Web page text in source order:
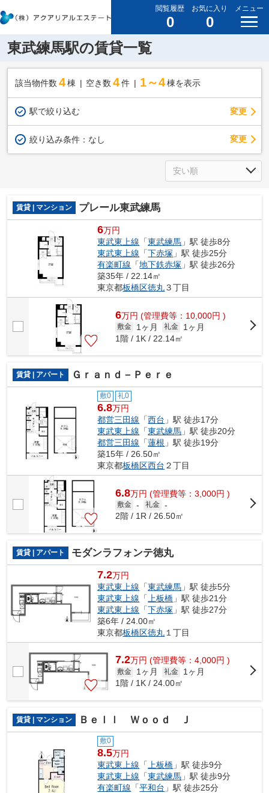
閲覧履歴
0
お気に入り
0
メニュー
東武練馬駅の賃貸一覧
該当物件数 4棟 空き数 4 件 1～4 棟を表示
駅で絞り込む 変更
絞り込み条件： なし 変更
賃貸 | マンション プレール東武練馬
6万円
東武東上線 「東武練馬 」駅 徒歩8分
東武東上線 「下赤塚 」駅 徒歩25分
有楽町線 「地下鉄赤塚 」駅 徒歩26分
築35年 / 22.14㎡
東京都板橋区徳丸３丁目
6万円 (管理費等：10,000円 )
敷金 1ヶ月 礼金
1ヶ月
1階 / 1K / 22.14㎡
賃貸 | アパート Ｇｒａｎｄ－Ｐｅｒｅ
敷0 礼0
6.8万円
都営三田線 「西台 」駅 徒歩17分
東武東上線 「東武練馬 」駅 徒歩20分
都営三田線 「蓮根 」駅 徒歩19分
築15年 / 26.50㎡
東京都板橋区西台 ２丁目
6.8万円 (管理費等：3,000円 )
敷金 - 礼金 -
2階 / 1R / 26.50㎡
賃貸 | アパート モダンラフォンテ徳丸
7.2万円
東武東上線 「東武練馬 」駅 徒歩5分
東武東上線 「 上板橋 」駅 徒歩21分
東武東上線 「下赤塚 」駅 徒歩27分
築6年 / 24.00㎡
東京都板橋区徳丸 １丁目
7.2万円 (管理費等：4,000円 )
敷金 1ヶ月 礼金
1ヶ月
1階 / 1K / 24.00㎡
賃貸 | マンション Ｂｅｌｌ Ｗｏｏｄ Ｊ
敷0
8.5万円
東武東上線 「 上板橋 」駅 徒歩9分
東武東上線 「東武練馬 」駅 徒歩9分
有楽町線 「平和台 」駅 徒歩25分